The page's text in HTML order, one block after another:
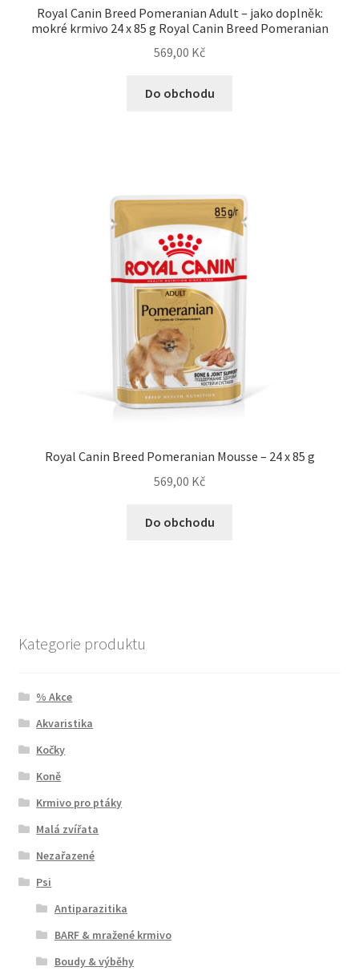
Royal Canin Breed Pomeranian Adult – jako doplněk:
mokré krmivo 24 x 85 g Royal Canin Breed Pomeranian
569,00 Kč
Do obchodu
Royal Canin Breed Pomeranian Mousse – 24 x 85 g
569,00 Kč
Do obchodu
Kategorie produktu
% Akce
Akvaristika
Kočky
Koně
Krmivo pro ptáky
Malá zvířata
Nezařazené
Psi
Antiparazitika
BARF & mražené krmivo
Boudy & výběhy